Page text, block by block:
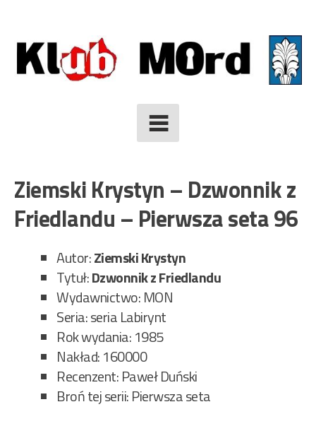
to
content
Ziemski Krystyn – Dzwonnik z
Friedlandu – Pierwsza seta 96
Autor:Ziemski Krystyn
Tytuł:Dzwonnik z Friedlandu
Wydawnictwo: MON
Seria: seria Labirynt
Rok wydania: 1985
Nakład: 160000
Recenzent: Paweł Duński
Broń tej serii: Pierwsza seta